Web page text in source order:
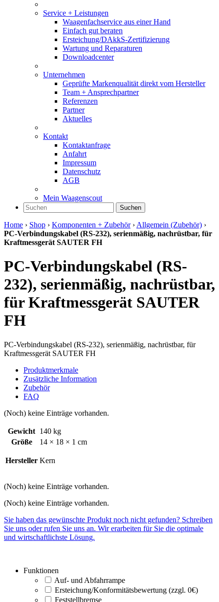
Service + Leistungen
Waagenfachservice aus einer Hand
Einfach gut beraten
Ersteichung/DAkkS-Zertifizierung
Wartung und Reparaturen
Downloadcenter
Unternehmen
Geprüfte Markenqualität direkt vom Hersteller
Team + Ansprechpartner
Referenzen
Partner
Aktuelles
Kontakt
Kontaktanfrage
Anfahrt
Impressum
Datenschutz
AGB
Mein Waagenscout
Suchen
Home › Shop › Komponenten + Zubehör› Allgemein (Zubehör) ›
PC-Verbindungskabel (RS-232), serienmäßig, nachrüstbar, für
Kraftmessgerät SAUTER FH
PC-Verbindungskabel (RS-
232), serienmäßig, nachrüstbar,
für Kraftmessgerät SAUTER
FH
PC-Verbindungskabel (RS-232), serienmäßig, nachrüstbar, für
Kraftmessgerät SAUTER FH
Produktmerkmale
Zusätzliche Information
Zubehör
FAQ
(Noch) keine Einträge vorhanden.
Gewicht 140 kg
Größe
14 × 18 × 1 cm
Hersteller Kern
(Noch) keine Einträge vorhanden.
(Noch) keine Einträge vorhanden.
Sie haben das gewünschte Produkt noch nicht gefunden? Schreiben
Sie uns oder rufen Sie uns an. Wir erarbeiten für Sie die optimale
und wirtschaftlichste Lösung.
Funktionen
Auf- und Abfahrrampe
Ersteichung/Konformitätsbewertung (zzgl. 0€)
Feststellbremse